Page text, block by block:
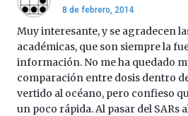
8 de febrero, 2014
Muy interesante, y se agradecen
académicas, que son siempre la
información. No me ha quedado
comparación entre dosis dentro
vertido al océano, pero confieso
un poco rápida. Al pasar del SARs